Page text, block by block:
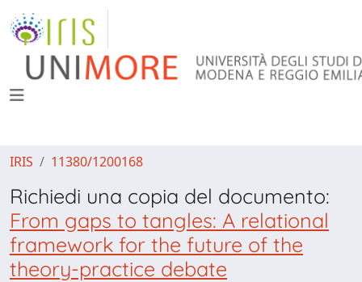
IRIS 11380/1200168
Richiedi una copia del documento:
From gaps to tangles: A relational
framework for the future of the
theory-practice debate